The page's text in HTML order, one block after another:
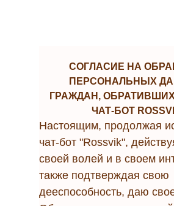
Настоящим, продолжая
чат-бот "Rossvik",
своей волей и в своем
также подтверждая свою
дееспособность, даю
СОГЛАСИЕ НА
ПЕРСОНАЛЬНЫХ
ГРАЖДАН,
ЧАТ-БОТ